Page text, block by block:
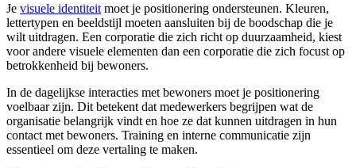
Je visuele identiteit moet je positionering ondersteunen. Kleuren,
lettertypen en beeldstijl moeten aansluiten bij de boodschap die je
wilt uitdragen. Een corporatie die zich richt op duurzaamheid, kiest
voor andere visuele elementen dan een corporatie die zich focust op
betrokkenheid bij bewoners.
In de dagelijkse interacties met bewoners moet je positionering
voelbaar zijn. Dit betekent dat medewerkers begrijpen wat de
organisatie belangrijk vindt en hoe ze dat kunnen uitdragen in hun
contact met bewoners. Training en interne communicatie zijn
essentieel om deze vertaling te maken.